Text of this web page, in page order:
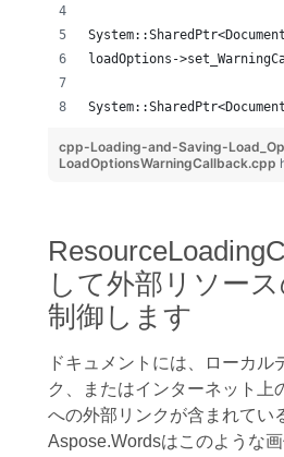
loadOptions-
cpp-Loading-and-Saving-
LoadOptionsWarningCallback.cpp
して外部リソー
制御します
ドキュメントには、ローカル
ク、またはインターネット上
への外部リンクが含まれてい
Aspose.Wordsはこのような